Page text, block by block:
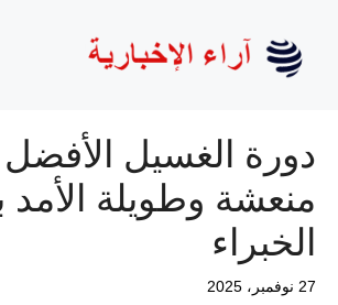
المحتوى
دورة الغسيل
منعشة وطويلة
الخبراء
27 نوفمبر، 2025